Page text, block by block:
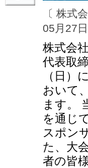
〔 株式
05月27日
株式会
代表取
（日）
おいて
ます。
を通じ
スポン
た、大
者の皆